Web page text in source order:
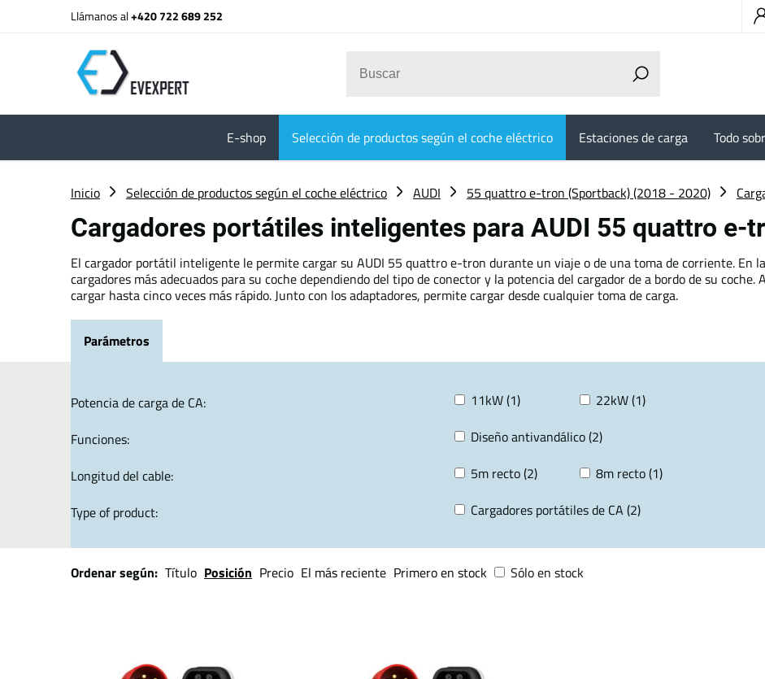
Llámanos al+420 722 689 252
E-shop Selección de productos según el coche eléctrico Estaciones de carga Todo
Inicio Selección de productos según el coche eléctrico AUDI 55 quattro e-tron (Sportback) (2018 - 2020)
Cargadores portátiles inteligentes para AUDI 55 quattro e-
El cargador portátil inteligente le permite cargar su AUDI 55 quattro e-tron durante un viaje o de una toma de corriente. En
cargadores más adecuados para su coche dependiendo del tipo de conector y la potencia del cargador de a bordo de su
cargar hasta cinco veces más rápido. Junto con los adaptadores, permite cargar desde cualquier toma de carga.
Parámetros
Potencia de carga de CA: 11kW (1)
22kW (1)
Funciones:
Diseño antivandálico (2)
Longitud del cable:
5m recto (2)
8m recto (1)
Type of product:
Cargadores portátiles de CA (2)
Ordenar según: Título Posición Precio El más reciente Primero en stock Sólo en stock